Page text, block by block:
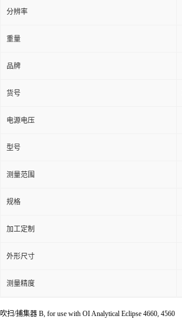
分辨率
重量
品牌
货号
电源电压
型号
测量范围
规格
加工定制
外形尺寸
测量精度
吹扫/捕集器 B, for use with OI Analytical Eclipse 4660, 4560